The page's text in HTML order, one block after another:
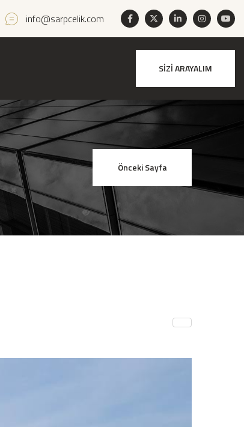
info@sarpcelik.com
SİZİ ARAYALIM
Önceki Sayfa